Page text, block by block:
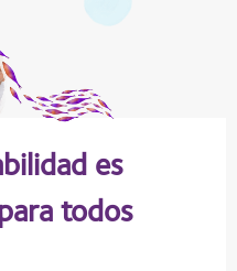
es
todos